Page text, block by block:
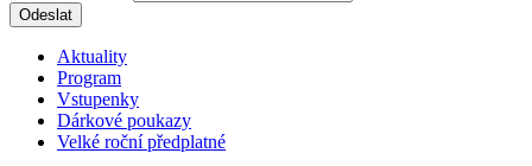
Odeslat
Aktuality
Program
Vstupenky
Dárkové poukazy
Velké roční předplatné